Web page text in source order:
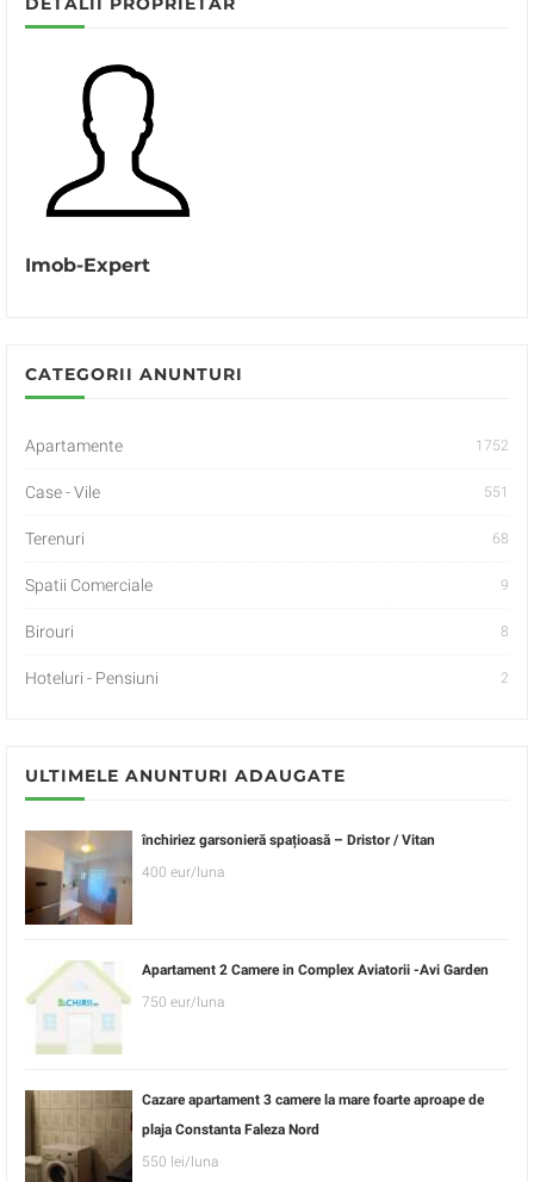
Imob-Expert
CATEGORII ANUNTURI
Apartamente 1752
Case - Vile 551
Terenuri 68
Spatii Comerciale 9
Birouri 8
Hoteluri - Pensiuni 2
ULTIMELE ANUNTURI ADAUGATE
închiriez garsonieră spațioasă – Dristor / Vitan
400 eur/luna
Apartament 2 Camere in Complex Aviatorii -Avi Garden
750 eur/luna
Cazare apartament 3 camere la mare foarte aproape de
plaja Constanta Faleza Nord
550 lei/luna